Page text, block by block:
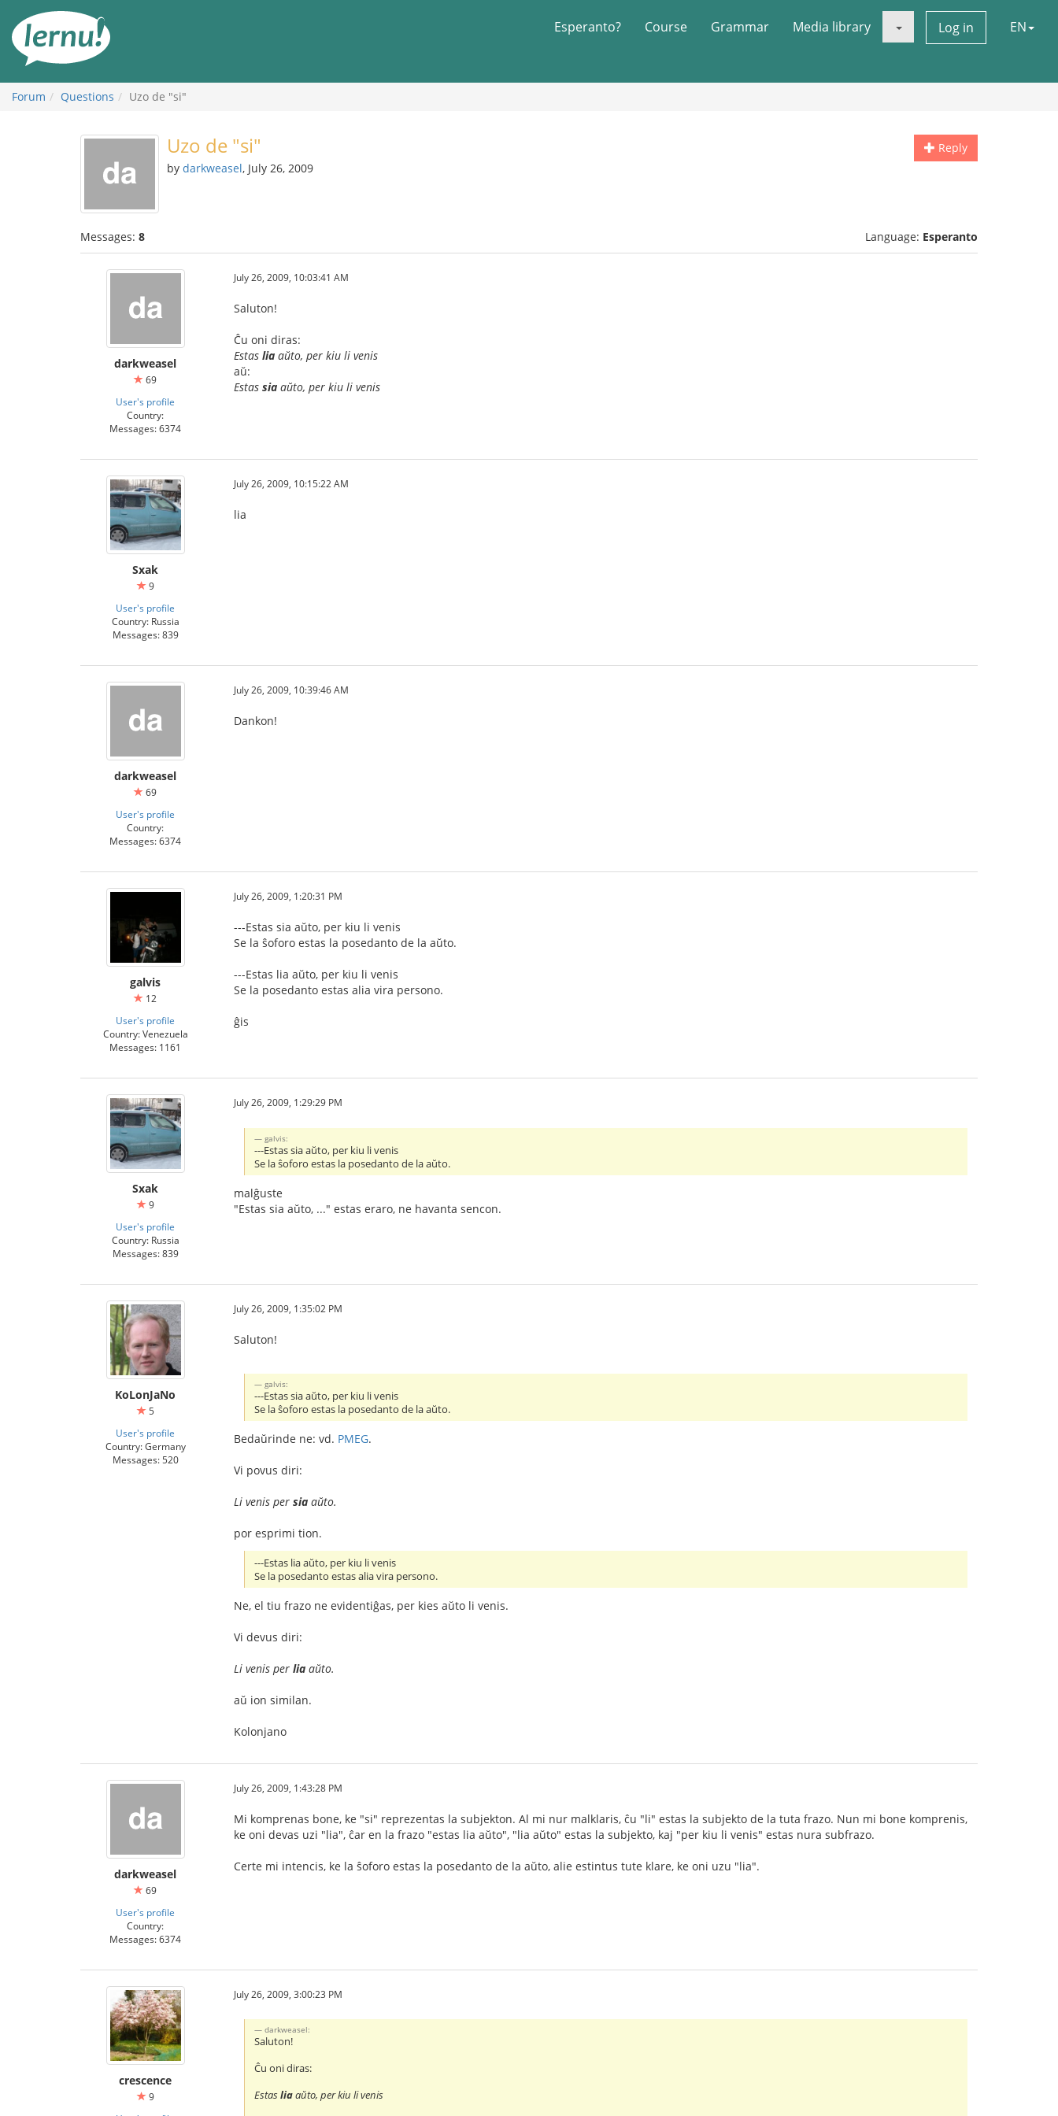
the
content
Esperanto? Course Grammar Media library Log in EN
Forum Questions Uzo de "si"
Reply
Uzo de "si"
by darkweasel, July 26, 2009
Messages: 8 Language: Esperanto
darkweasel
69
User's profile
Country:
Messages: 6374
July 26, 2009, 10:03:41 AM
Saluton!
Ĉu oni diras:
Estas lia aŭto, per kiu li venis
aŭ:
Estas sia aŭto, per kiu li venis
Sxak
9
User's profile
Country: Russia
Messages: 839
July 26, 2009, 10:15:22 AM
lia
darkweasel
69
User's profile
Country:
Messages: 6374
July 26, 2009, 10:39:46 AM
Dankon!
galvis
12
User's profile
Country: Venezuela
Messages: 1161
July 26, 2009, 1:20:31 PM
---Estas sia aŭto, per kiu li venis
Se la ŝoforo estas la posedanto de la aŭto.
---Estas lia aŭto, per kiu li venis
Se la posedanto estas alia vira persono.
ĝis
Sxak
9
User's profile
Country: Russia
Messages: 839
July 26, 2009, 1:29:29 PM
galvis:
---Estas sia aŭto, per kiu li venis
Se la ŝoforo estas la posedanto de la aŭto.
malĝuste
"Estas sia aŭto, ..." estas eraro, ne havanta sencon.
KoLonJaNo
5
User's profile
Country: Germany
Messages: 520
July 26, 2009, 1:35:02 PM
Saluton!
galvis:
---Estas sia aŭto, per kiu li venis
Se la ŝoforo estas la posedanto de la aŭto.
Bedaŭrinde ne: vd. PMEG.
Vi povus diri:
Li venis per sia aŭto.
por esprimi tion.
---Estas lia aŭto, per kiu li venis
Se la posedanto estas alia vira persono.
Ne, el tiu frazo ne evidentiĝas, per kies aŭto li venis.
Vi devus diri:
Li venis per lia aŭto.
aŭ ion similan.
Kolonjano
darkweasel
69
User's profile
Country:
Messages: 6374
July 26, 2009, 1:43:28 PM
Mi komprenas bone, ke "si" reprezentas la subjekton. Al mi nur malklaris, ĉu "li" estas la subjekto de la tuta frazo. Nun mi bone komprenis,
ke oni devas uzi "lia", ĉar en la frazo "estas lia aŭto", "lia aŭto" estas la subjekto, kaj "per kiu li venis" estas nura subfrazo.
Certe mi intencis, ke la ŝoforo estas la posedanto de la aŭto, alie estintus tute klare, ke oni uzu "lia".
crescence
9
July 26, 2009, 3:00:23 PM
darkweasel:
Saluton!
Ĉu oni diras:
Estasliaaŭto, per kiu li venis